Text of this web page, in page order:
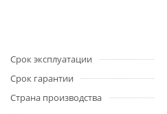
Срок эксплуатации
Срок гарантии
Страна производства